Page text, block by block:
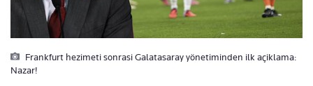
Frankfurt hezimeti sonrasi Galatasaray yönetiminden ilk açiklama:
Nazar!